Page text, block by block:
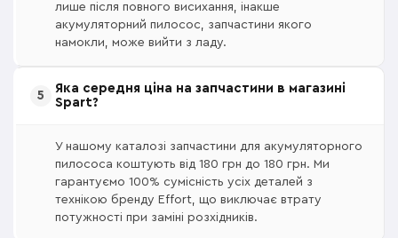
лише після повного висихання, інакше
акумуляторний пилосос, запчастини якого
намокли, може вийти з ладу.
Яка середня ціна на запчастини в магазині
Spart?
У нашому каталозі запчастини для акумуляторного
пилососа коштують від 180 грн до 180 грн. Ми
гарантуємо 100% сумісність усіх деталей з
технікою бренду Effort, що виключає втрату
потужності при заміні розхідників.